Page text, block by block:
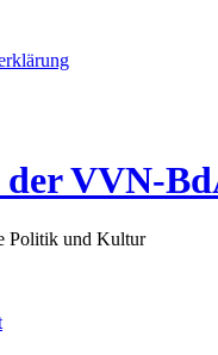
der VVN-
Politik und Kultur